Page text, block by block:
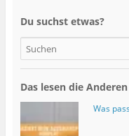
Du suchst etwas?
Das lesen die Anderen
Was